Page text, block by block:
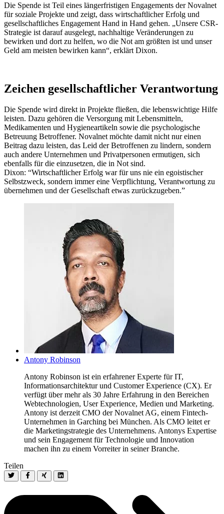
Die Spende ist Teil eines längerfristigen Engagements der Novalnet
für soziale Projekte und zeigt, dass wirtschaftlicher Erfolg und
gesellschaftliches Engagement Hand in Hand gehen. „Unsere CSR-
Strategie ist darauf ausgelegt, nachhaltige Veränderungen zu
bewirken und dort zu helfen, wo die Not am größten ist und unser
Geld am meisten bewirken kann“, erklärt Dixon.
Zeichen gesellschaftlicher Verantwortung
Die Spende wird direkt in Projekte fließen, die lebenswichtige Hilfe
leisten. Dazu gehören die Versorgung mit Lebensmitteln,
Medikamenten und Hygieneartikeln sowie die psychologische
Betreuung Betroffener. Novalnet möchte damit nicht nur einen
Beitrag dazu leisten, das Leid der Betroffenen zu lindern, sondern
auch andere Unternehmen und Privatpersonen ermutigen, sich
ebenfalls für die einzusetzen, die in Not sind.
Dixon: “Wirtschaftlicher Erfolg war für uns nie ein egoistischer
Selbstzweck, sondern immer eine Verpflichtung, Verantwortung zu
übernehmen und der Gesellschaft etwas zurückzugeben.”
Antony Robinson
Antony Robinson ist ein erfahrener Experte für IT,
Informationsarchitektur und Customer Experience (CX). Er
verfügt über mehr als 30 Jahre Erfahrung in den Bereichen
Webtechnologien, User Experience, Medien und Marketing.
Antony ist derzeit CMO der Novalnet AG, einem Fintech-
Unternehmen in Garching bei München. Als CMO leitet er
die Marketingstrategie des Unternehmens. Antonys Expertise
und sein Engagement für Technologie und Innovation
machen ihn zu einem Vorreiter in seiner Branche.
Teilen